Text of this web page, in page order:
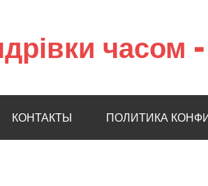
часом
КОНТАКТЫ ПОЛИТИКА